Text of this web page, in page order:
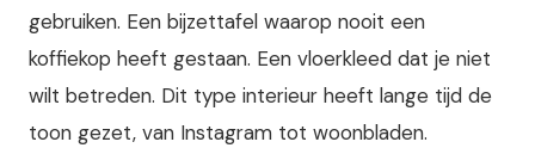
gebruiken. Een bijzettafel waarop nooit een
koffiekop heeft gestaan. Een vloerkleed dat je niet
wilt betreden. Dit type interieur heeft lange tijd de
toon gezet, van Instagram tot woonbladen.